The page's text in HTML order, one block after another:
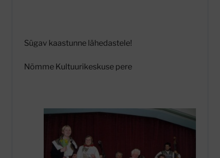
Sügav kaastunne lähedastele!
Nõmme Kultuurikeskuse pere